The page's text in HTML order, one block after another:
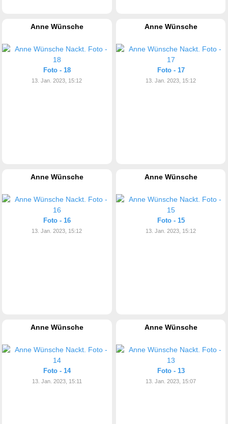
Anne Wünsche
Foto - 18
13. Jan. 2023, 15:12
Anne Wünsche
Foto - 17
13. Jan. 2023, 15:12
Anne Wünsche
Foto - 16
13. Jan. 2023, 15:12
Anne Wünsche
Foto - 15
13. Jan. 2023, 15:12
Anne Wünsche
Foto - 14
13. Jan. 2023, 15:11
Anne Wünsche
Foto - 13
13. Jan. 2023, 15:07